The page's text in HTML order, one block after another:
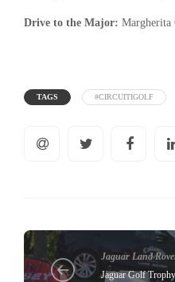
Drive to the Major: Margherita
TAGS #CIRCUITIGOLF
Jaguar Land
Jaguar Golf